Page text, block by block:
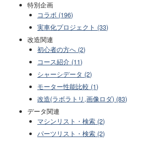
特別企画
コラボ (196)
実車化プロジェクト (33)
改造関連
初心者の方へ (2)
コース紹介 (11)
シャーシデータ (2)
モーター性能比較 (1)
改造(ラボラトリ,画像ロダ) (83)
データ関連
マシンリスト・検索 (2)
パーツリスト・検索 (2)